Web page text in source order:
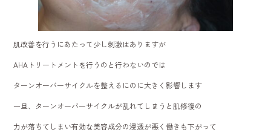
肌改善を行うにあたって少し刺激はありますが
AHAトリートメントを行うのと行わないのでは
ターンオーバーサイクルを整えるにのに大きく影響します
一旦、ターンオーバーサイクルが乱れてしまうと肌修復の
力が落ちてしまい有効な美容成分の浸透が悪く働きも下がって